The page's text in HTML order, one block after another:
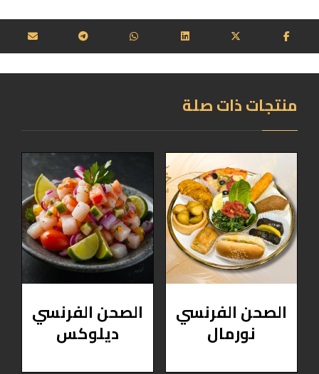
منتجات ذات صلة
الصحن الفرنسي
نورمال
الصحن الفرنسي
ديلوكس